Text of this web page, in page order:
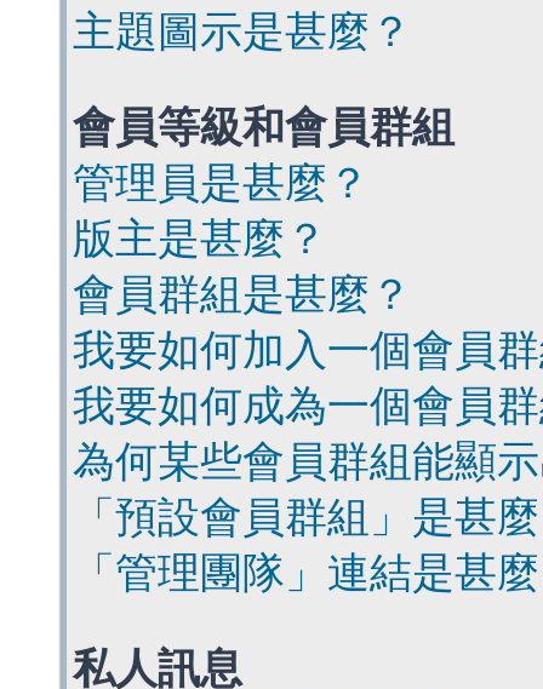
主題圖示是甚麼？
會員等級和會員群組
管理員是甚麼？
版主是甚麼？
會員群組是甚麼？
我要如何加入一個會員
我要如何成為一個會員
為何某些會員群組能顯
「預設會員群組」是甚
「管理團隊」連結是甚
私人訊息